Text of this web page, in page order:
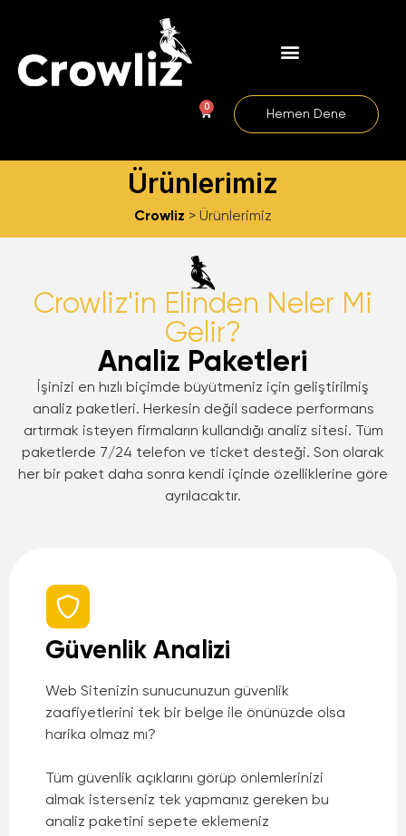
Hemen Dene
0
Ürünlerimiz
Crowliz > Ürünlerimiz
Crowliz'in Elinden Neler Mi
Gelir?
Analiz Paketleri
İşinizi en hızlı biçimde büyütmeniz için geliştirilmiş
analiz paketleri. Herkesin değil sadece performans
artırmak isteyen firmaların kullandığı analiz sitesi. Tüm
paketlerde 7/24 telefon ve ticket desteği. Son olarak
her bir paket daha sonra kendi içinde özelliklerine göre
ayrılacaktır.
Güvenlik Analizi
Web Sitenizin sunucunuzun güvenlik
zaafiyetlerini tek bir belge ile önünüzde olsa
harika olmaz mı?
Tüm güvenlik açıklarını görüp önlemlerinizi
almak isterseniz tek yapmanız gereken bu
analiz paketini sepete eklemeniz